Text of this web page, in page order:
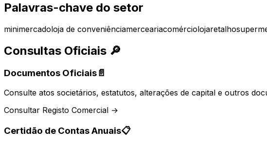
Palavras-chave do setor
minimercadoloja de conveniênciamerceariacomérciolojaretalho
Consultas Oficiais 🔎
Documentos Oficiais📄
Consulte atos societários, estatutos, alterações de capital e outros
Consultar Registo Comercial →
Certidão de Contas Anuais📋